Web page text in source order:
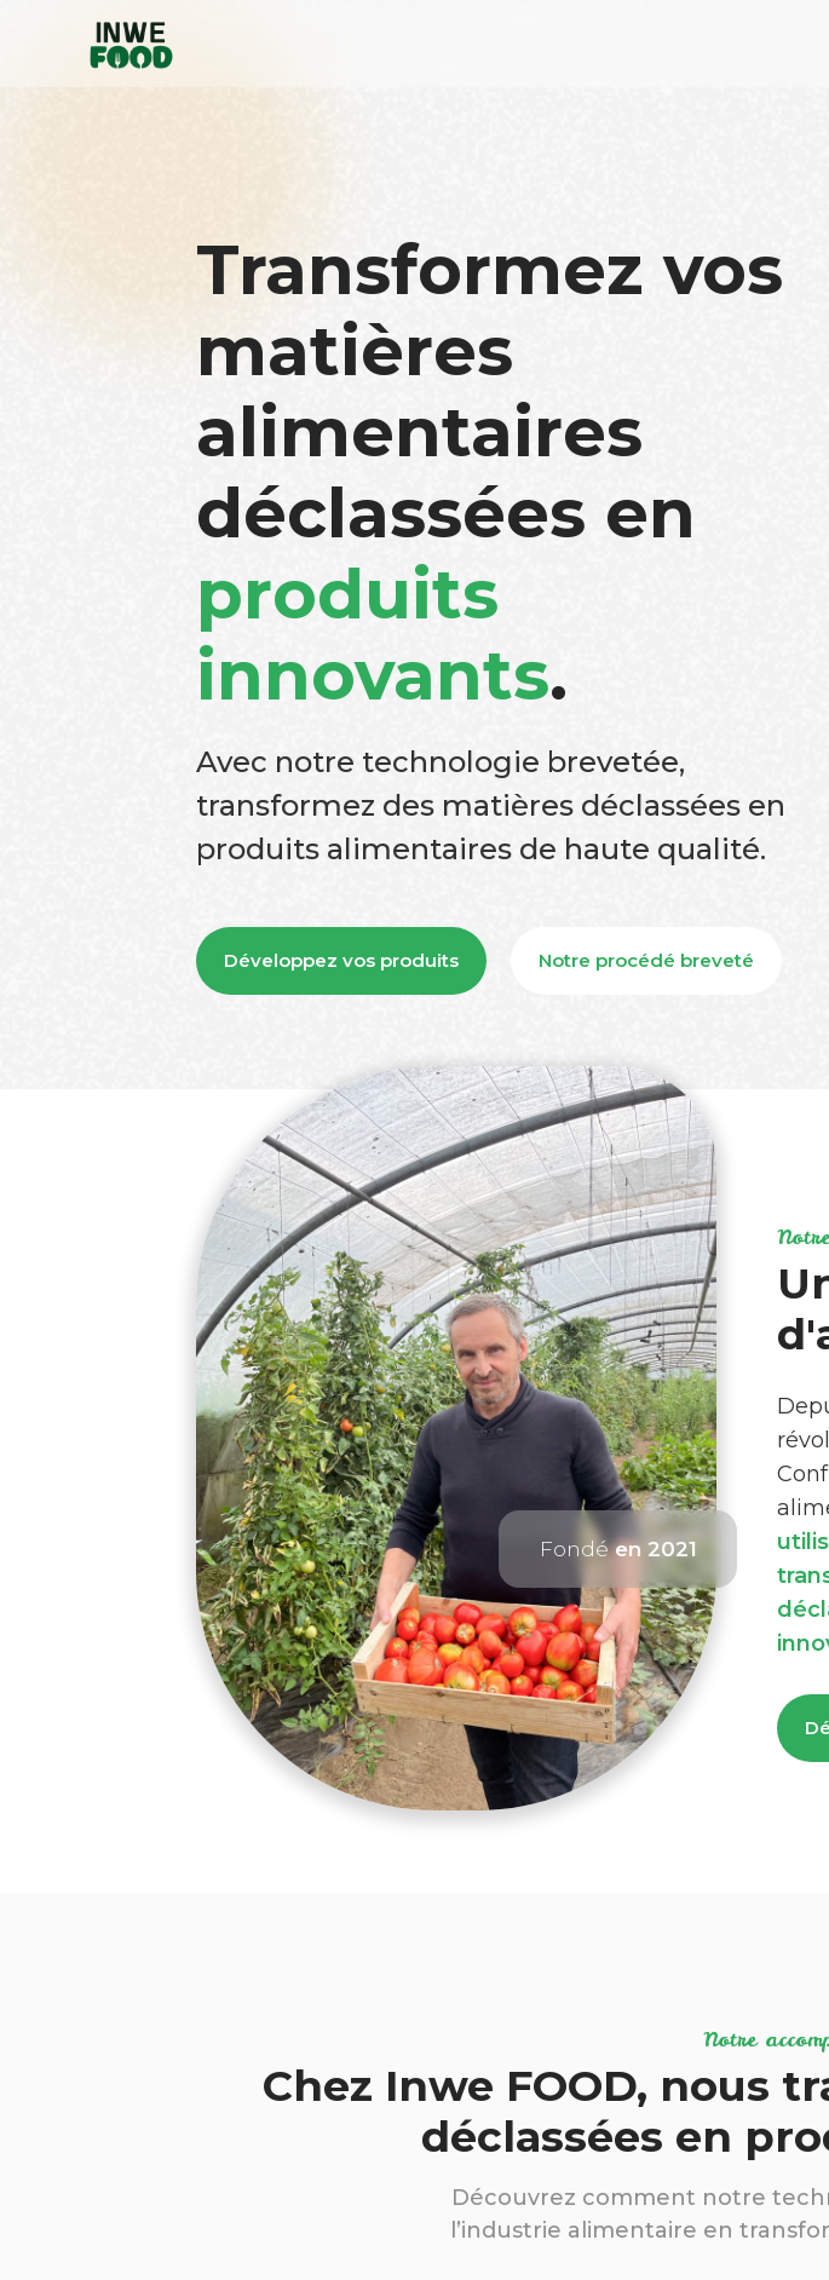
Transformez vos
matières
alimentaires
déclassées en
produits
innovants.
Avec notre technologie brevetée,
transformez des matières déclassées en
produits alimentaires de haute qualité.
Développez vos produits Notre procédé breveté
Fondéen 2021
Notre
Chez Inwe FOOD, nous
déclassées en
Découvrez comment notre
l’industrie alimentaire en